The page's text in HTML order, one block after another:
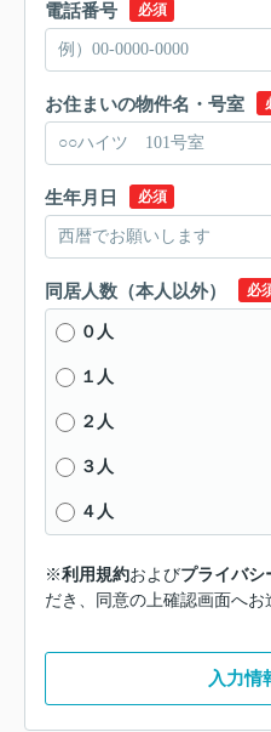
電話番号 必須
お住まいの物件名・号室
生年月日 必須
同居人数（本人以外） 必
０人
１人
２人
３人
４人
※利用規約およびプライバシ
だき、同意の上確認画面へお
入力情